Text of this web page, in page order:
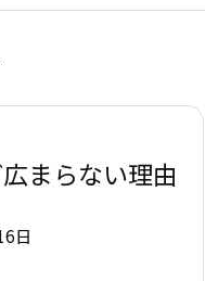

次へ
検索
まらない理由
日